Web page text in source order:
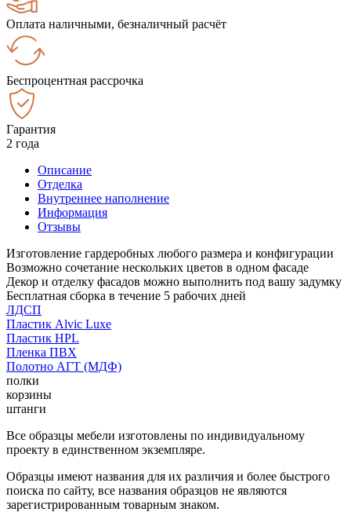
Оплата наличными, безналичный расчёт
Беспроцентная рассрочка
Гарантия
2 года
Описание
Отделка
Внутреннее наполнение
Информация
Отзывы
Изготовление гардеробных любого размера и конфигурации
Возможно сочетание нескольких цветов в одном фасаде
Декор и отделку фасадов можно выполнить под вашу задумку
Бесплатная сборка в течение 5 рабочих дней
ЛДСП
Пластик Alvic Luxe
Пластик HPL
Пленка ПВХ
Полотно АГТ (МДФ)
полки
корзины
штанги
Все образцы мебели изготовлены по индивидуальному
проекту в единственном экземпляре.
Образцы имеют названия для их различия и более быстрого
поиска по сайту, все названия образцов не являются
зарегистрированным товарным знаком.